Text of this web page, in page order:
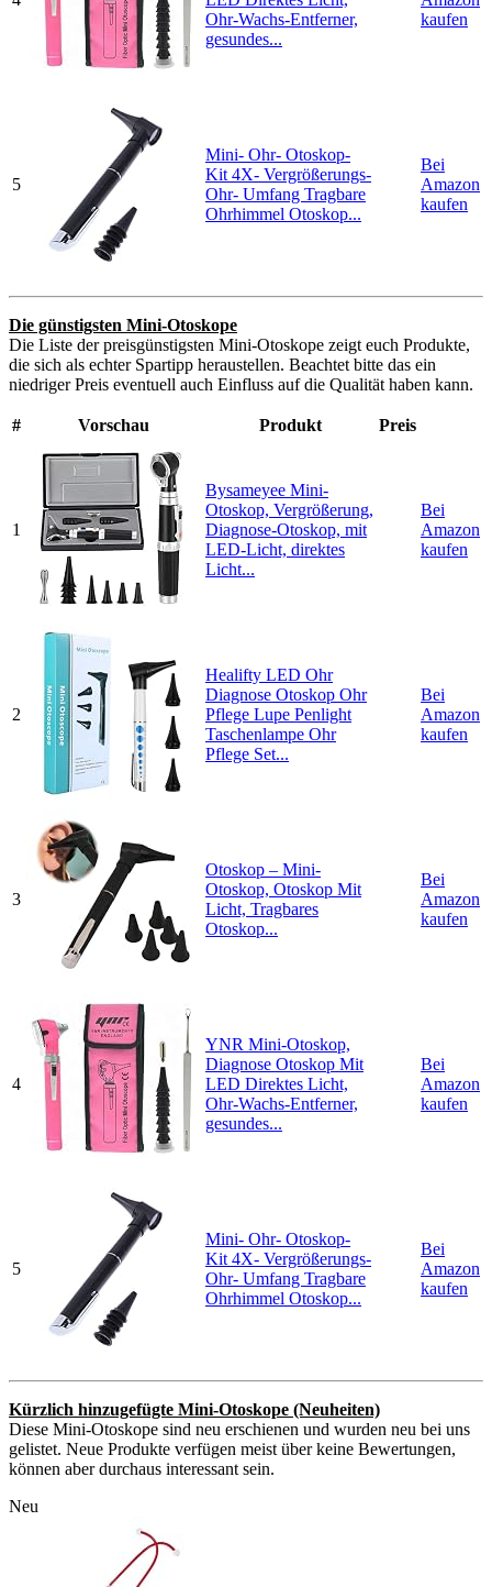
Ohr-Wachs-Entferner,
gesundes...
kaufen
5
Mini- Ohr- Otoskop-
Kit 4X- Vergrößerungs-
Ohr- Umfang Tragbare
Ohrhimmel Otoskop...
Bei
Amazon
kaufen
Die günstigsten Mini-Otoskope
Die Liste der preisgünstigsten Mini-Otoskope zeigt euch Produkte,
die sich als echter Spartipp heraustellen. Beachtet bitte das ein
niedriger Preis eventuell auch Einfluss auf die Qualität haben kann.
# Vorschau Produkt Preis
1
Bysameyee Mini-
Otoskop, Vergrößerung,
Diagnose-Otoskop, mit
LED-Licht, direktes
Licht...
Bei
Amazon
kaufen
2
Healifty LED Ohr
Diagnose Otoskop Ohr
Pflege Lupe Penlight
Taschenlampe Ohr
Pflege Set...
Bei
Amazon
kaufen
3
Otoskop – Mini-
Otoskop, Otoskop Mit
Licht, Tragbares
Otoskop...
Bei
Amazon
kaufen
4
YNR Mini-Otoskop,
Diagnose Otoskop Mit
LED Direktes Licht,
Ohr-Wachs-Entferner,
gesundes...
Bei
Amazon
kaufen
5
Mini- Ohr- Otoskop-
Kit 4X- Vergrößerungs-
Ohr- Umfang Tragbare
Ohrhimmel Otoskop...
Bei
Amazon
kaufen
Kürzlich hinzugefügte Mini-Otoskope (Neuheiten)
Diese Mini-Otoskope sind neu erschienen und wurden neu bei uns
gelistet. Neue Produkte verfügen meist über keine Bewertungen,
können aber durchaus interessant sein.
Neu